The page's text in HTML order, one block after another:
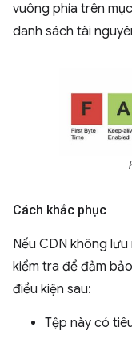
vuông phía trên
danh sách tài
Cách khắc phục
Nếu CDN không
kiểm tra để đảm
điều kiện sau:
Tệp này có